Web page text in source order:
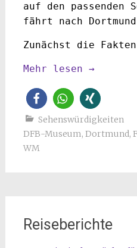
auf den passenden
fährt nach
Zunächst die
Mehr lesen →
Sehenswürdigkeiten
DFB-Museum, Dortmund,
WM
Reiseberichte